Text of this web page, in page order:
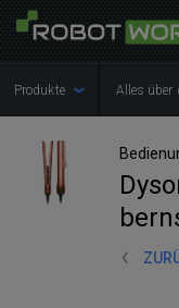
Produkte Alles über